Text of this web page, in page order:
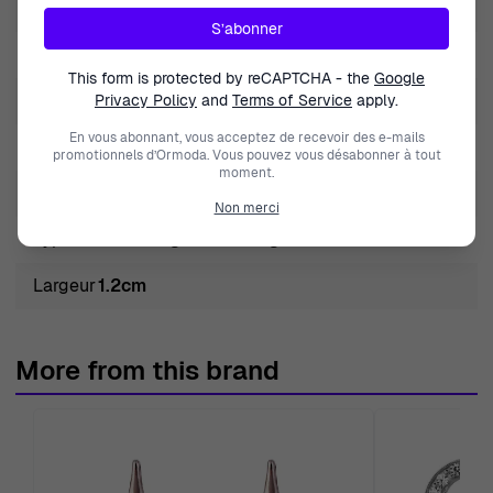
Diamètre1cm
Couleur des pierresBlanc
Type de produitPuce d'oreille
Longueur1cm
Largeur1.2cm
More from this brand
S’abonner
This form is protected by reCAPTCHA - the Google
Privacy Policy and Terms of Service apply.
En vous abonnant, vous acceptez de recevoir des e-mails
promotionnels d’Ormoda. Vous pouvez vous désabonner à tout
moment.
Non merci